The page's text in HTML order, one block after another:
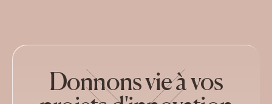
Donnons vie à vos